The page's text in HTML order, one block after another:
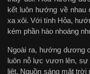
kết luôn hướng về nhau
xa xôi. Với tính Hỏa,
kém phần hào nhoáng
Ngoài ra, hướng dương
luôn nỗ lực vươn lên, sự
liệt. Nguồn sáng mặt